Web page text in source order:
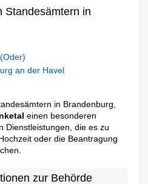
Standesämtern in
an der Havel
in Brandenburg,
einen besonderen
Dienstleistungen, die es zu
oder die Beantragung
zur Behörde